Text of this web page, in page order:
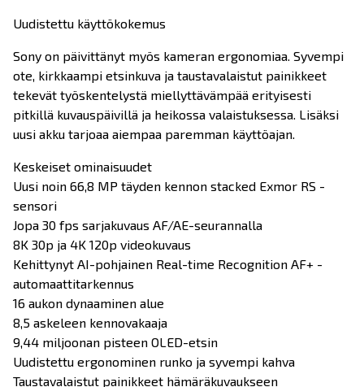
Uudistettu käyttökokemus
Sony on päivittänyt myös kameran ergonomiaa. Syvempi
ote, kirkkaampi etsinkuva ja taustavalaistut painikkeet
tekevät työskentelystä miellyttävämpää erityisesti
pitkillä kuvauspäivillä ja heikossa valaistuksessa. Lisäksi
uusi akku tarjoaa aiempaa paremman käyttöajan.
Keskeiset ominaisuudet
Uusi noin 66,8 MP täyden kennon stacked Exmor RS -
sensori
Jopa 30 fps sarjakuvaus AF/AE-seurannalla
8K 30p ja 4K 120p videokuvaus
Kehittynyt AI-pohjainen Real-time Recognition AF+ -
automaattitarkennus
16 aukon dynaaminen alue
8,5 askeleen kennovakaaja
9,44 miljoonan pisteen OLED-etsin
Uudistettu ergonominen runko ja syvempi kahva
Taustavalaistut painikkeet hämäräkuvaukseen